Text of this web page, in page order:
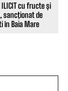
ILICIT cu fructe și
sancţionat de
în Baia Mare